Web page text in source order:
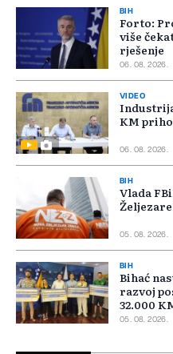
BIH
Forto:
više
rješenje
06. 08. 2026.
VIDEO
KM
06. 08. 2026.
BIH
Vlada
05. 08. 2026.
BIH
Bihać
razvoj
32.000
05. 08. 2026.